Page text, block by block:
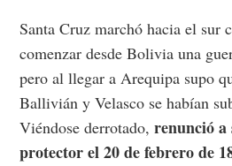
Santa Cruz marchó hacia el sur
comenzar desde Bolivia una
pero al llegar a Arequipa supo
Ballivián y Velasco se habían
Viéndose derrotado,renunció a
protector el 20 de febrero de